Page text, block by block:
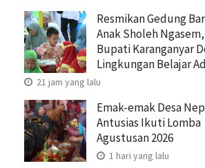
Resmikan Gedung
Anak Sholeh Ngasem,
Bupati Karanganyar
Lingkungan Belajar
21 jam yang lalu
Emak-emak Desa
Antusias Ikuti Lomba
Agustusan 2026
1 hari yang lalu